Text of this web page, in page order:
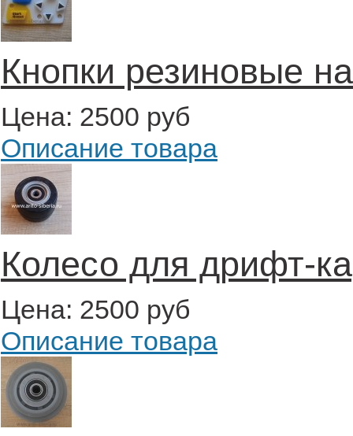
Кнопки резиновые
Цена: 2500 руб
Описание товара
Колесо для дрифт-
Цена: 2500 руб
Описание товара